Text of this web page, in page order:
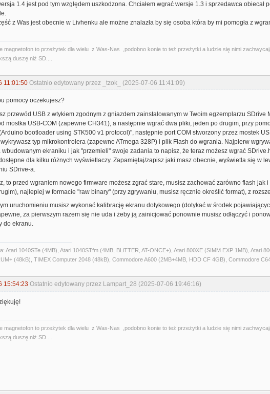
1.4 jest pod tym względem uszkodzona. Chciałem wgrać wersje 1.3 i sprzedawca obiecał
z Was jest obecnie w Livhenku ale możne znalazła by się osoba która by mi pomogła z
magnetofon to przeżytek dla wielu z Was-Nas ,podobno konie to też przeżytki a ludzie się nimi
duszę niż SD....
11:01:50 Ostatnio edytowany przez _tzok_ (2025-07-06 11:41:09)
pomocy oczekujesz?
przewód USB z wtykiem zgodnym z gniazdem zainstalowanym w Twoim egzemplarzu SDrive
mostka USB-COM (zapewne CH341), a następnie wgrać dwa pliki, jeden po drugim, przy
bootloader using STK500 v1 protocol)", następnie port COM stworzony przez mostek
typ mikrokontrolera (zapewne ATmega 328P) i plik Flash do wgrania. Najpierw
wbudowanym ekraniku i jak "przemieli" swoje zadania to napisz, że teraz możesz wgrać
dla kilku różnych wyświetlaczy. Zapamiętaj/zapisz jaki masz obecnie, wyświetla się w
SDrive-a.
to przed wgraniem nowego firmware możesz zgrać stare, musisz zachować zarówno flash jak
najlepiej w formacie "raw binary" (przy zgrywaniu, musisz ręcznie określić format), z
uruchomieniu musisz wykonać kalibrację ekranu dotykowego (dotykać w środek
za pierwszym razem się nie uda i żeby ją zainicjować ponownie musisz odłączyć i
do ekranu.
Atari 1040STe (4MB), Atari 1040STfm (4MB, BLiTTER, AT-ONCE+), Atari 800XE (SIMM EXP 1MB), Atari
(48kB), TIMEX Computer 2048 (48kB), Commodore A600 (2MB+4MB, HDD CF 4GB), Commodore
15:54:23 Ostatnio edytowany przez Lampart_28 (2025-07-06 19:46:16)
magnetofon to przeżytek dla wielu z Was-Nas ,podobno konie to też przeżytki a ludzie się nimi
duszę niż SD....